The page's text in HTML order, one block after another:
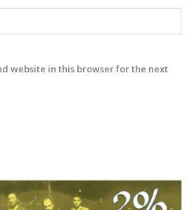
website in this browser for the next